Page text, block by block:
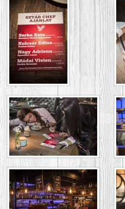
GALÉRIA
ASZTALFOGLALÁS
VENDÉGKÖNYV
KAPCSOLAT